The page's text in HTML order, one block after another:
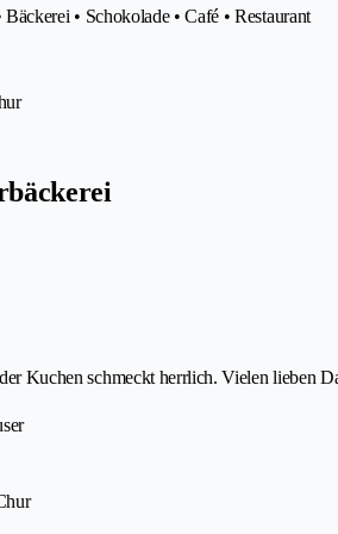
• Schokolade • Café • Restaurant
Kuchen schmeckt herrlich. Vielen lieben